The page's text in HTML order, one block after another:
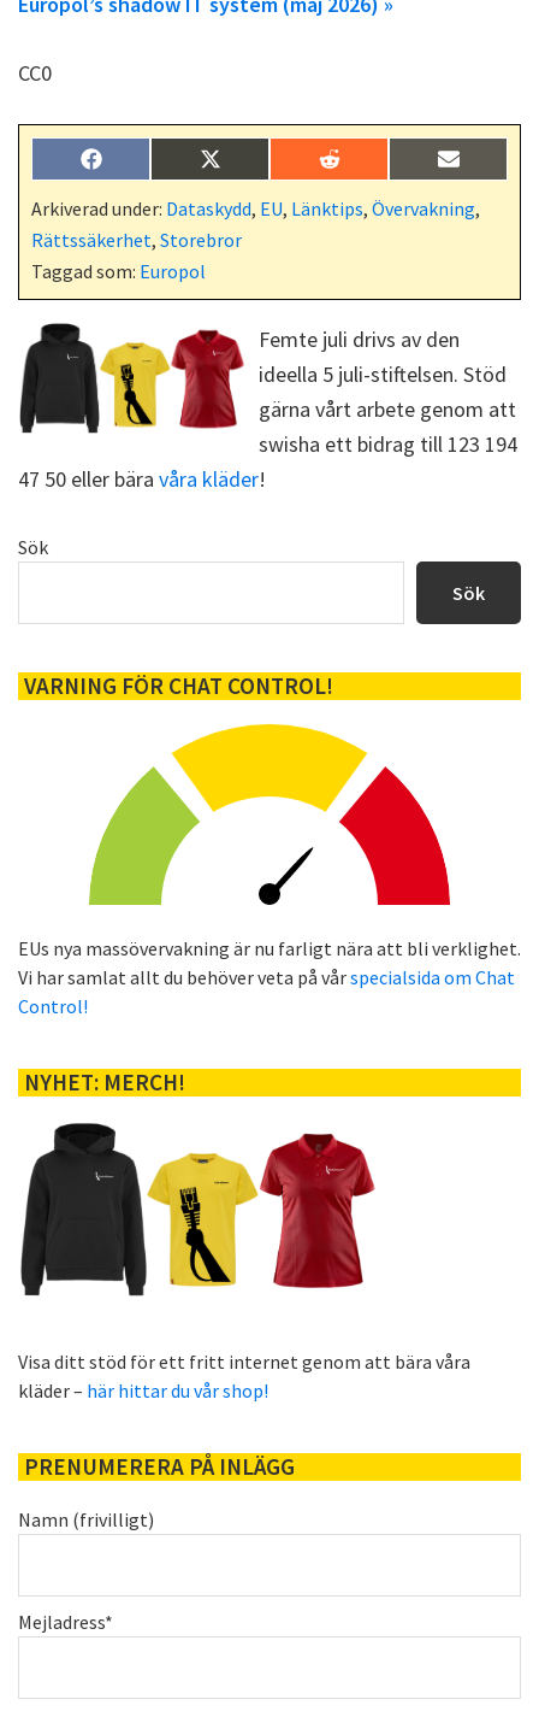
CC0
Dela
på
F
a
c
b
o
o
k
Dela
på
X
(
T
w
i
e
)
Dela
på
R
e
d
d
Dela
på
E
-
p
o
Arkiverad under: Dataskydd, EU, Länktips, Övervakning,
Rättssäkerhet, Storebror
Taggad som: Europol
Femte juli drivs av den
ideella 5 juli-stiftelsen. Stöd
gärna vårt arbete genom att
swisha ett bidrag till 123 194
47 50 eller bära våra kläder!
Primärt
Sök
Sök
VARNING FÖR CHAT CONTROL!
EUs nya massövervakning är nu farligt nära att bli verklighet.
Vi har samlat allt du behöver veta på vårspecialsida om Chat
Control!
NYHET: MERCH!
Visa ditt stöd för ett fritt internet genom att bära våra
kläder – här hittar du vår shop!
PRENUMERERA PÅ INLÄGG
Namn (frivilligt)
Mejladress*